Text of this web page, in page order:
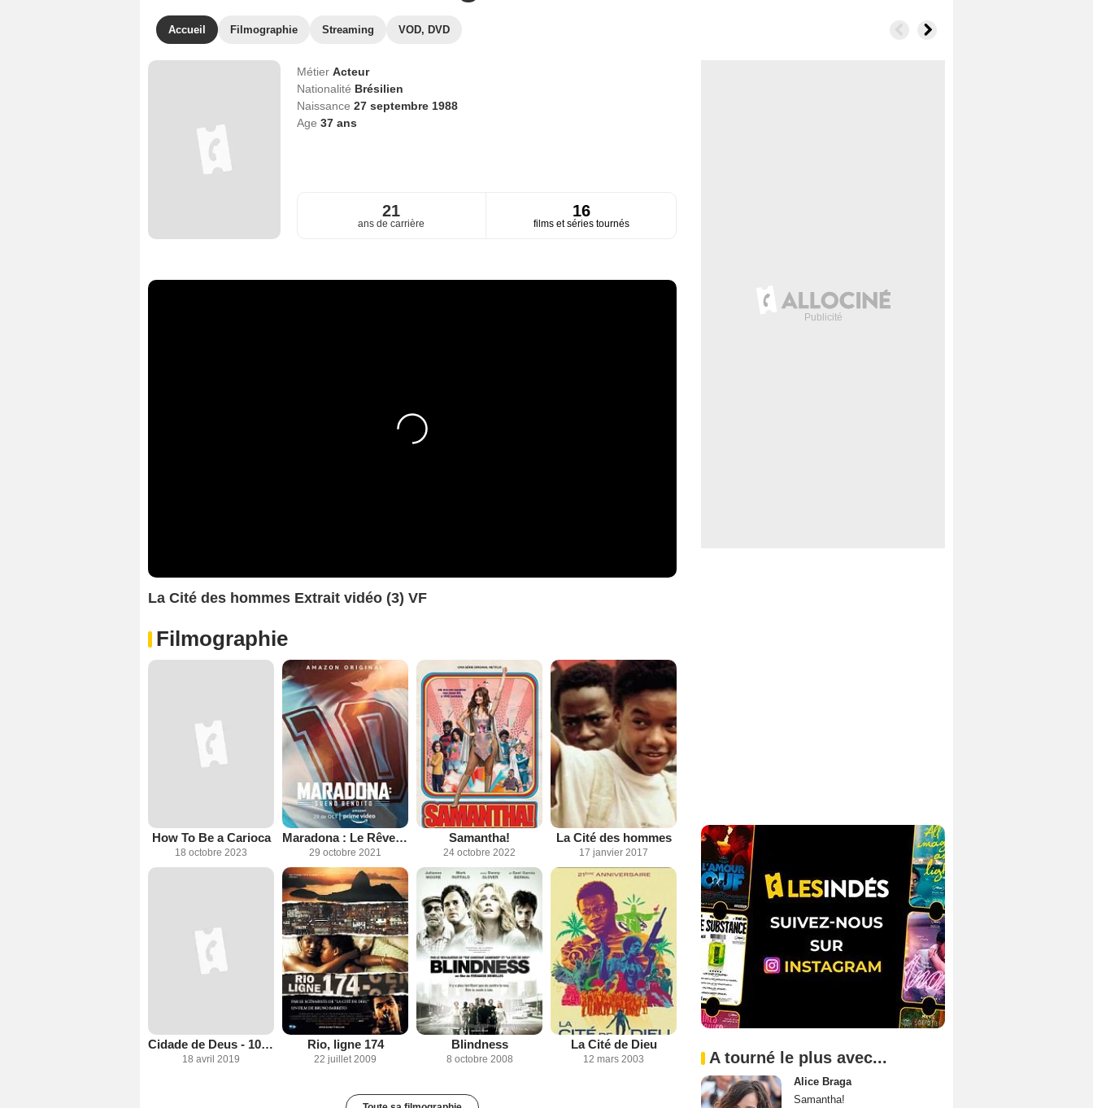
Accueil Filmographie Streaming VOD, DVD
Métier Acteur
Nationalité Brésilien
Naissance 27 septembre 1988
Age 37ans
21
ans de carrière
16
films et séries tournés
La Cité des hommes Extrait vidéo (3) VF
Filmographie
How To Be a Carioca
18 octobre 2023
Maradona : Le Rêve Béni
29 octobre 2021
Samantha!
24 octobre 2022
La Cité des hommes
17 janvier 2017
Cidade de Deus - 10 Anos Depois
18 avril 2019
Rio, ligne 174
22 juillet 2009
Blindness
8 octobre 2008
La Cité de Dieu
12 mars 2003 A tourné le plus avec...
Alice Braga
Samantha!